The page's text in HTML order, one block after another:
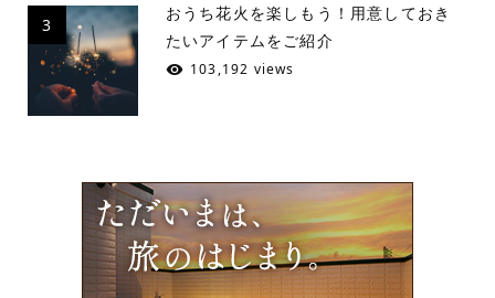
3
おうち花火を楽しもう！用意しておき
たいアイテムをご紹介
103,192 views